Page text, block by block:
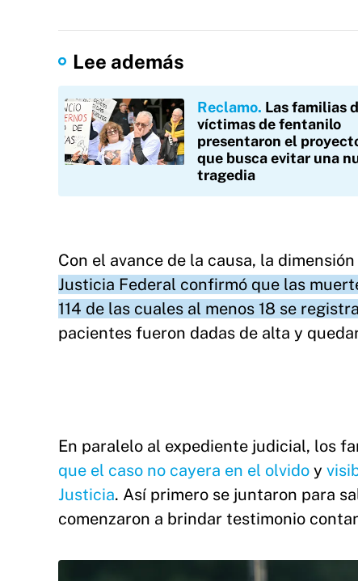
Lee además
Reclamo Las familias
víctimas de fentanilo
presentaron el
que busca evitar una
tragedia
Con el avance de la causa, la
Justicia Federal confirmó que las
114 de las cuales al menos 18 se
pacientes fueron dadas de alta y
En paralelo al expediente judicial, los
que el caso no cayera en el olvido y
Justicia. Así primero se juntaron para
comenzaron a brindar testimonio